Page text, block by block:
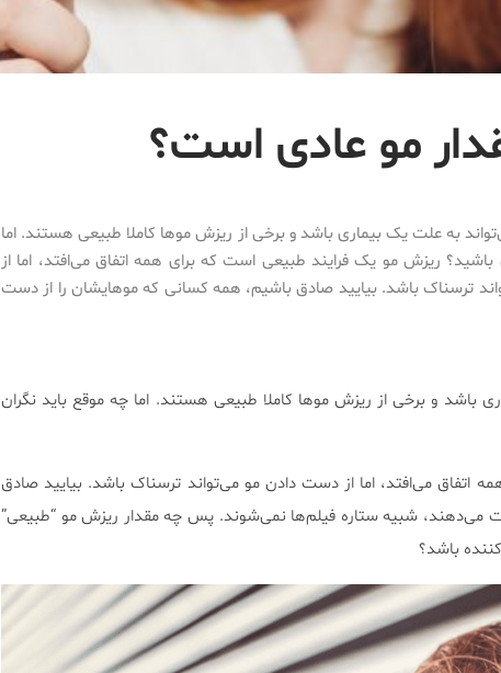
مو عادی است؟
به علت یک بیماری باشد و برخی از ریزش‌ موها کاملا طبیعی هستند. اما
باشید؟ ریزش مو یک فرایند طبیعی است که برای همه اتفاق می‌افتد، اما از
ترسناک باشد. بیایید صادق باشیم، همه کسانی که موهایشان را از دست
باشد و برخی از ریزش‌ موها کاملا طبیعی هستند. اما چه موقع باید نگران
اتفاق می‌افتد، اما از دست دادن مو می‌تواند ترسناک باشد. بیایید صادق
می‌دهند، شبیه ستاره فیلم‌ها نمی‌شوند. پس چه مقدار ریزش مو “طبیعی”
باشد؟